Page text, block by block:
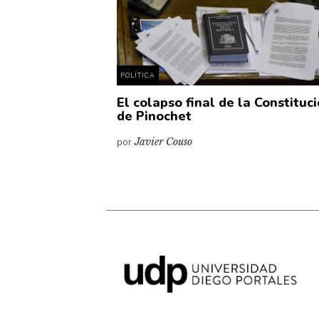
POLÍTICA
El colapso final de la
de Pinochet
porJavier Couso